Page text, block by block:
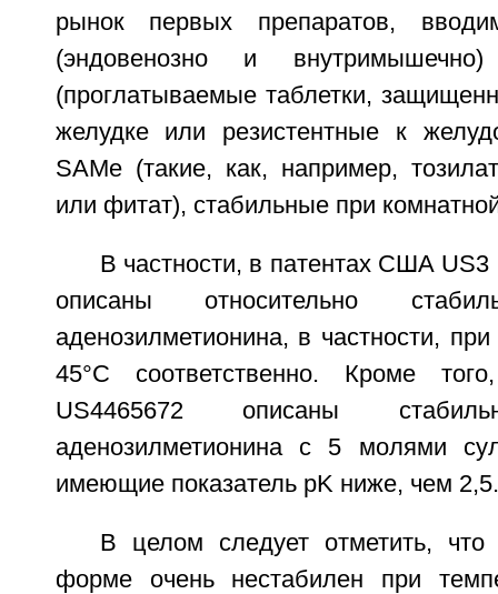
рынок первых препаратов,
(эндовенозно и
(проглатываемые таблетки,
желудке или резистентные к
SAMe (такие, как, например,
или фитат), стабильные при
В частности, в патентах США US3
описаны относительно
аденозилметионина, в частности,
45°C соответственно. Кроме
US4465672 описаны
аденозилметионина с 5 молями
имеющие показатель pK ниже, чем 2,5.
В целом следует отметить,
форме очень нестабилен при